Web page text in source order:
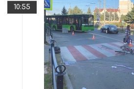
10:55